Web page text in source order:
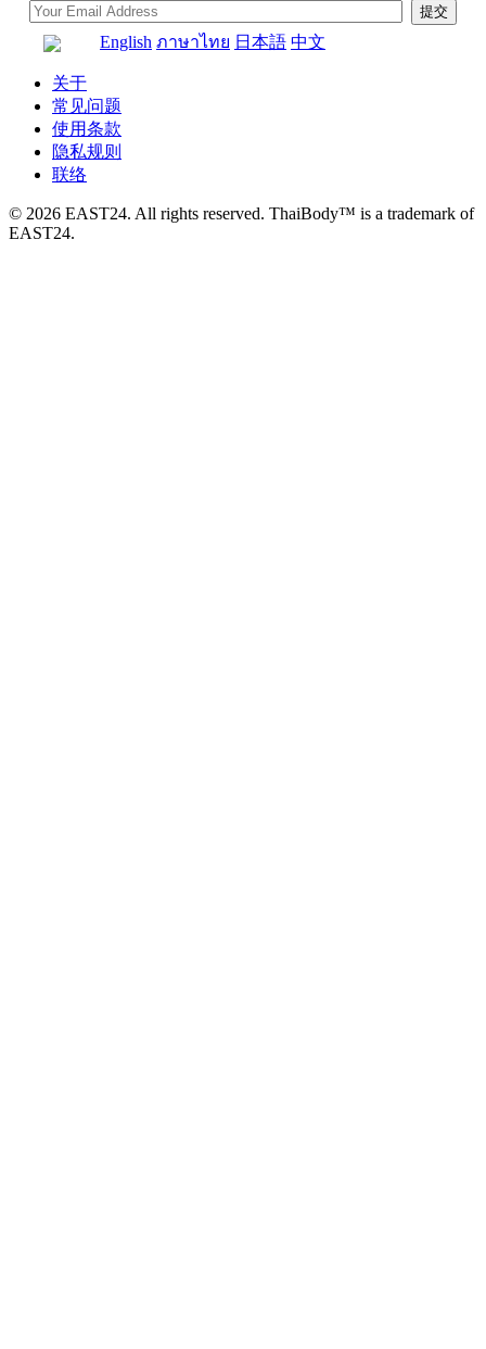
English ภาษาไทย 日本語 中文
关于
常见问题
使用条款
隐私规则
联络
© 2026 EAST24. All rights reserved. ThaiBody™ is a trademark of
EAST24.